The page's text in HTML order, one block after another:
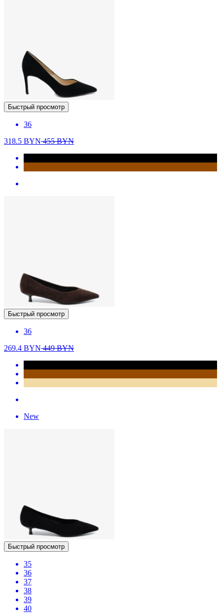
Быстрый просмотр
36
318.5 BYN455BYN
Быстрый просмотр
36
269.4 BYN449BYN
New
Быстрый просмотр
35
36
37
38
39
40